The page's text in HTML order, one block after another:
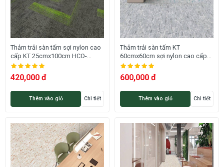
Thảm trải sàn tấm sợi nylon cao
cấp KT 25cmx100cm HCO-
LAGOMBE HNM
420,000 đ
Thêm vào giỏ Chi tiết
Thảm trải sàn tấm KT
60cmx60cm sợi nylon cao cấp
dày 9mm HCO-LUMINA 04 HNO
600,000 đ
Thêm vào giỏ Chi tiết